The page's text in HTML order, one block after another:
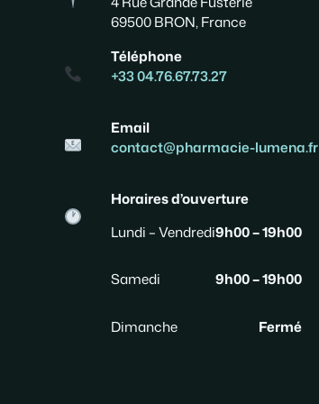
69500 BRON, France
Téléphone
+33 04.76.67.73.27
Email
contact@pharmacie-lumena.fr
Horaires d’ouverture
Lundi – Vendredi9h00 – 19h00
Samedi 9h00 – 19h00
Dimanche Fermé